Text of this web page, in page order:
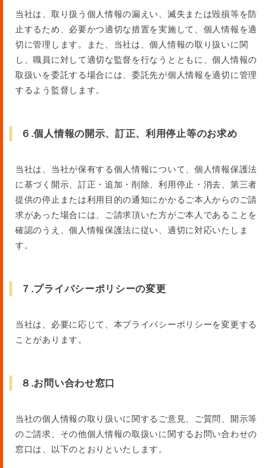
当社は、取り扱う個人情報の漏えい、滅失または毀損等を防
止するため、必要かつ適切な措置を実施して、個人情報を適
切に管理します。また、当社は、個人情報の取り扱いに関
し、職員に対して適切な監督を行なうとともに、個人情報の
取扱いを委託する場合には、委託先が個人情報を適切に管理
するよう監督します。
６.個人情報の開示、訂正、利用停止等のお求め
当社は、当社が保有する個人情報について、個人情報保護法
に基づく開示、訂正・追加・削除、利用停止・消去、第三者
提供の停止または利用目的の通知にかかるご本人からのご請
求があった場合には、ご請求頂いた方がご本人であることを
確認のうえ、個人情報保護法に従い、適切に対応いたしま
す。
７.プライバシーポリシーの変更
当社は、必要に応じて、本プライバシーポリシーを変更する
ことがあります。
８.お問い合わせ窓口
当社の個人情報の取り扱いに関するご意見、ご質問、開示等
のご請求、その他個人情報の取扱いに関するお問い合わせの
窓口は、以下のとおりといたします。